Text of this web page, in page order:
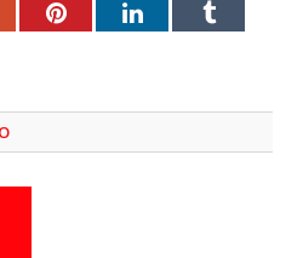
PinterestLinkedInTumblr